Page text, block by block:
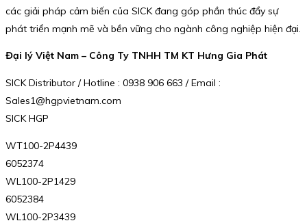
các giải pháp cảm biến của SICK đang góp phần thúc đẩy sự
phát triển mạnh mẽ và bền vững cho ngành công nghiệp hiện đại.
Đại lý Việt Nam – Công Ty TNHH TM KT Hưng Gia Phát
SICK Distributor / Hotline : 0938 906 663 / Email :
Sales1@hgpvietnam.com
SICK HGP
WT100-2P4439
6052374
WL100-2P1429
6052384
WL100-2P3439